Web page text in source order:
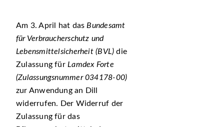
Am 3. April hat das Bundesamt
für Verbraucherschutz und
Lebensmittelsicherheit (BVL)die
Zulassung für Lamdex Forte
(Zulassungsnummer 034178-00)
zur Anwendung an Dill
widerrufen. Der Widerruf der
Zulassung für das